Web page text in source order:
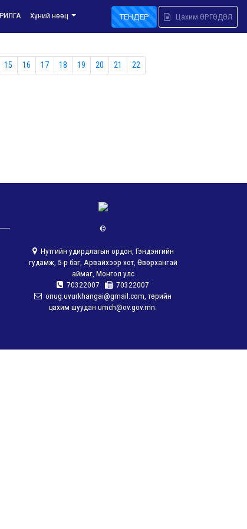
Хүний нөөц ТЕНДЕР Цахим ӨРГӨДӨЛ
15 16 17 18 19 20 21 22
©
Нутгийн удирдлагын ордон, Гэндэнгийн
гудамж, 5-р баг, Арвайхээр хот, Өвөрхангай
аймаг, Монгол улс
70322007
70322007
onug.uvurkhangai@gmail.com, төрийн
цахим шуудан umch@ov.gov.mn.